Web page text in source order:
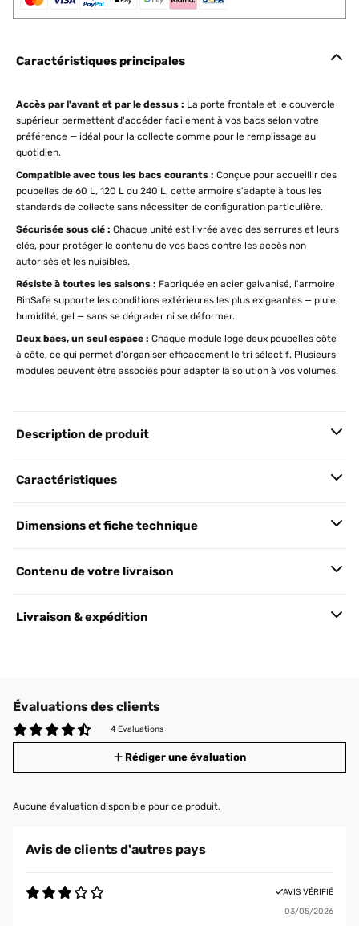
Caractéristiques principales
Accès par l'avant et par le dessus : La porte frontale et le couvercle
supérieur permettent d'accéder facilement à vos bacs selon votre
préférence — idéal pour la collecte comme pour le remplissage au
quotidien.
Compatible avec tous les bacs courants : Conçue pour accueillir des
poubelles de 60 L, 120 L ou 240 L, cette armoire s'adapte à tous les
standards de collecte sans nécessiter de configuration particulière.
Sécurisée sous clé : Chaque unité est livrée avec des serrures et leurs
clés, pour protéger le contenu de vos bacs contre les accès non
autorisés et les nuisibles.
Résiste à toutes les saisons : Fabriquée en acier galvanisé, l'armoire
BinSafe supporte les conditions extérieures les plus exigeantes — pluie,
humidité, gel — sans se dégrader ni se déformer.
Deux bacs, un seul espace : Chaque module loge deux poubelles côte
à côte, ce qui permet d'organiser efficacement le tri sélectif. Plusieurs
modules peuvent être associés pour adapter la solution à vos volumes.
Description de produit
Caractéristiques
Dimensions et fiche technique
Contenu de votre livraison
Livraison & expédition
Évaluations des clients
4 Evaluations
Rédiger une évaluation
Aucune évaluation disponible pour ce produit.
Avis de clients d'autres pays
AVIS VÉRIFIÉ
03/05/2026